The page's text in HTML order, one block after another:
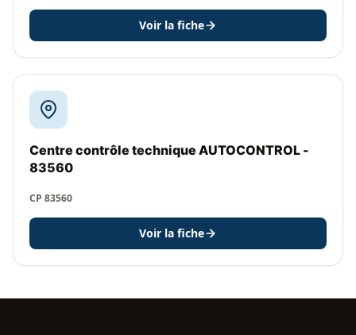
Voir la fiche
Centre contrôle technique AUTOCONTROL -
83560
CP 83560
Voir la fiche